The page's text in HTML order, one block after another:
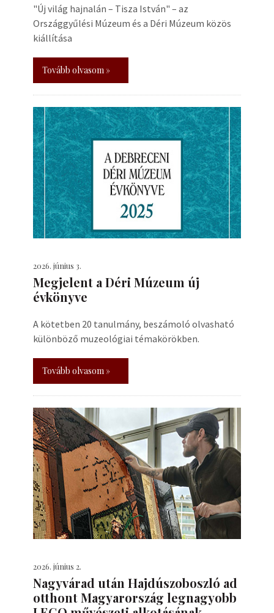
"Új világ hajnalán – Tisza István" – az
Országgyűlési Múzeum és a Déri Múzeum közös
kiállítása
Tovább olvasom »
2026. június 3.
Megjelent a Déri Múzeum új
évkönyve
A kötetben 20 tanulmány, beszámoló olvasható
különböző muzeológiai témakörökben.
Tovább olvasom »
2026. június 2.
Nagyvárad után Hajdúszoboszló ad
otthont Magyarország legnagyobb